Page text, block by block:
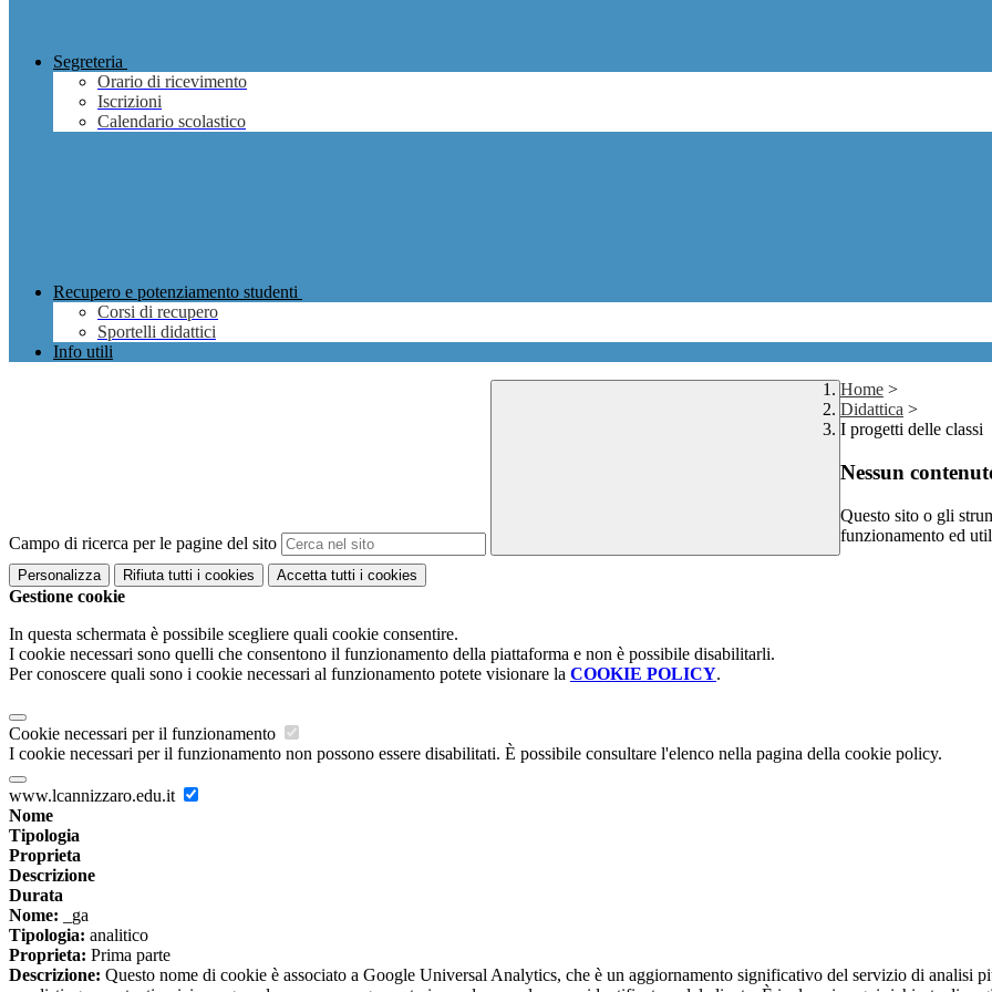
Segreteria
Orario di ricevimento
Iscrizioni
Calendario scolastico
Recupero e potenziamento studenti
Corsi di recupero
Sportelli didattici
Info utili
Campo di ricerca per le pagine del sito
Home >
Didattica >
I progetti delle classi
Nessun
Questo sito o gli
funzionamento ed
Personalizza Rifiuta tutti i cookies Accetta tutti i cookies
Gestione cookie
In questa schermata è possibile scegliere quali cookie consentire.
I cookie necessari sono quelli che consentono il funzionamento della piattaforma e non è possibile disabilitarli.
Per conoscere quali sono i cookie necessari al funzionamento potete visionare la COOKIE POLICY.
Cookie necessari per il funzionamento
I cookie necessari per il funzionamento non possono essere disabilitati. È possibile consultare l'elenco nella pagina della cookie policy.
www.lcannizzaro.edu.it
Nome
Tipologia
Proprieta
Descrizione
Durata
Nome: _ga
Tipologia: analitico
Proprieta: Prima parte
Descrizione: Questo nome di cookie è associato a Google Universal Analytics, che è un aggiornamento significativo del servizio di analisi